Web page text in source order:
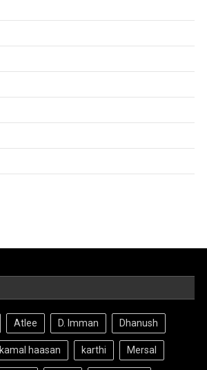
Atlee D. Imman Dhanush
kamal haasan karthi Mersal